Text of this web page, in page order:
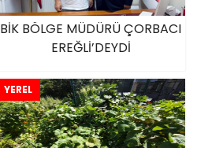
BİK BÖLGE MÜDÜRÜ ÇORBACI
EREĞLİ’DEYDİ
YEREL